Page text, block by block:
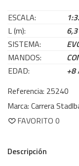
ESCALA:
L (m):
6,3
SISTEMA:
MANDOS:
EDAD:
+8
Referencia: 25240
Marca: Carrera
FAVORITO 0
Descripción